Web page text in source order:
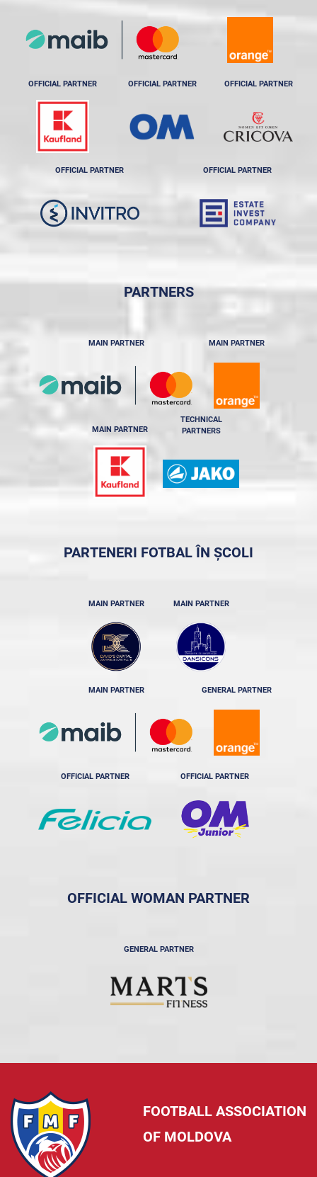
OFFICIAL PARTNER OFFICIAL PARTNER OFFICIAL PARTNER
OFFICIAL PARTNER OFFICIAL PARTNER
PARTNERS
MAIN PARTNER MAIN PARTNER
MAIN PARTNER
TECHNICAL
PARTNERS
PARTENERI FOTBAL ÎN ȘCOLI
MAIN PARTNER MAIN PARTNER
MAIN PARTNER GENERAL PARTNER
OFFICIAL PARTNER OFFICIAL PARTNER
OFFICIAL WOMAN PARTNER
GENERAL PARTNER
FOOTBALL ASSOCIATION
OF MOLDOVA